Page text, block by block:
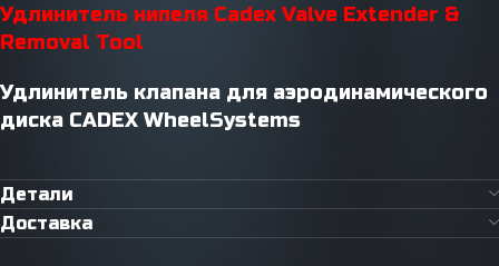
Удлинитель нипеля Cadex Valve Extender &
Removal Tool
Удлинитель клапана для аэродинамического
диска CADEX WheelSystems
Детали
Доставка